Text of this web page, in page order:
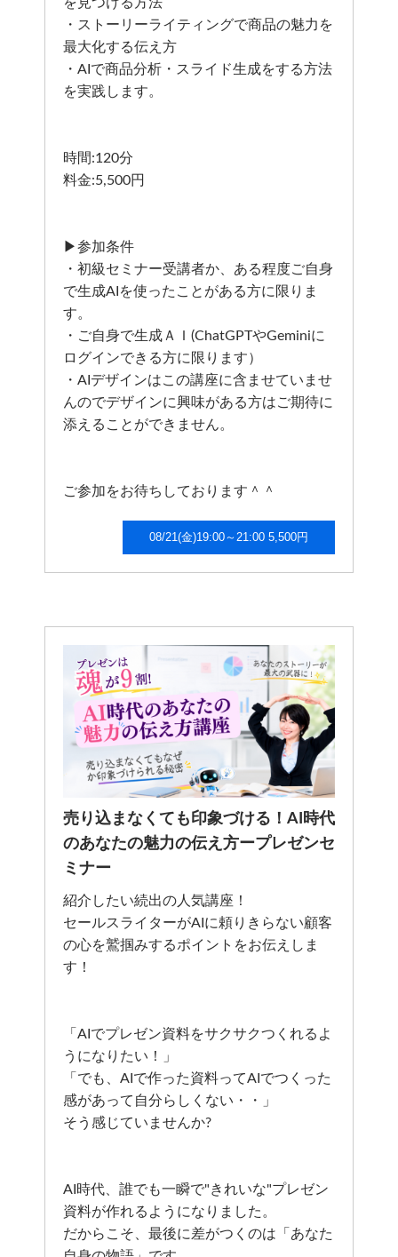
・ストーリーライティングで商品の魅力を
最大化する伝え方
・AIで商品分析・スライド生成をする方法
を実践します。
時間:120分
料金:5,500円
▶参加条件
・初級セミナー受講者か、ある程度ご自身
で生成AIを使ったことがある方に限りま
す。
・ご自身で生成ＡＩ(ChatGPTやGeminiに
ログインできる方に限ります）
・AIデザインはこの講座に含ませていませ
んのでデザインに興味がある方はご期待に
添えることができません。
ご参加をお待ちしております＾＾
08/21(金)19:00～21:00 5,500円
売り込まなくても印象づける！AI時代
のあなたの魅力の伝え方ープレゼンセ
ミナー
紹介したい続出の人気講座！
セールスライターがAIに頼りきらない顧客
の心を鷲掴みするポイントをお伝えしま
す！
「AIでプレゼン資料をサクサクつくれるよ
うになりたい！」
「でも、AIで作った資料ってAIでつくった
感があって自分らしくない・・」
そう感じていませんか?
AI時代、誰でも一瞬で"きれいな"プレゼン
資料が作れるようになりました。
だからこそ、最後に差がつくのは「あなた